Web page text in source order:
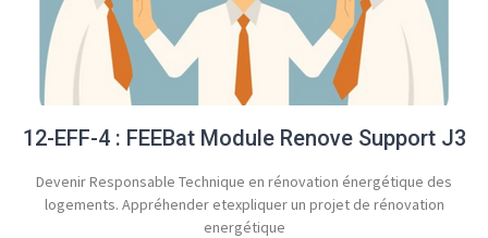
12-EFF-4 : FEEBat Module Renove Support J3
Devenir Responsable Technique en rénovation énergétique des
logements​. Appréhender etexpliquer un projet de rénovation
energétique